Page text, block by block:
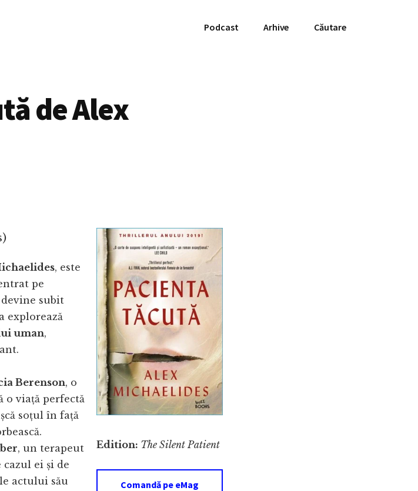
Podcast Arhive Căutare
de Alex
Edition: The Silent Patient
Comandă pe eMag
, este
pe
subit
explorează
uman,
Berenson, o
o viață perfectă
soțul în față
, un terapeut
ei și de
actului său